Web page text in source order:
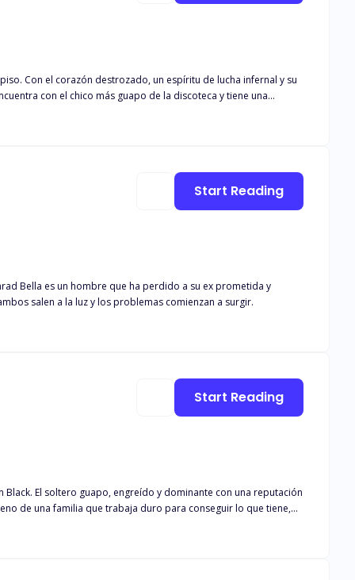
Con el corazón destrozado, un espíritu de lucha infernal y su
con el chico más guapo de la discoteca y tiene una
encontrarse con él el fin de semana siguiente mientras sale con
fotos de ambos salen a la luz y los problemas comienzan a surgir.
Start Reading
El soltero guapo, engreído y dominante con una reputación
de una familia que trabaja duro para conseguir lo que tiene,
s*xy, que resulta ser su jefe. Un hombre que ni siquiera
Start Reading